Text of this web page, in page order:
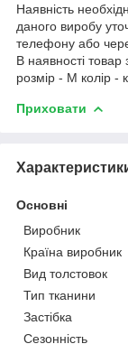
Наявність
даного виробу
телефону або
В наявності
розмір - M колір -
Приховати
Основні
Виробник
Країна виробник
Вид толстовок
Тип тканини
Застібка
Сезонність